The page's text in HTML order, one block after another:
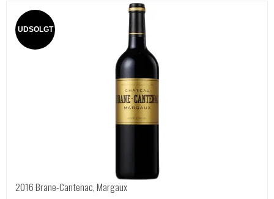
UDSOLGT
2016 Brane-Cantenac, Margaux